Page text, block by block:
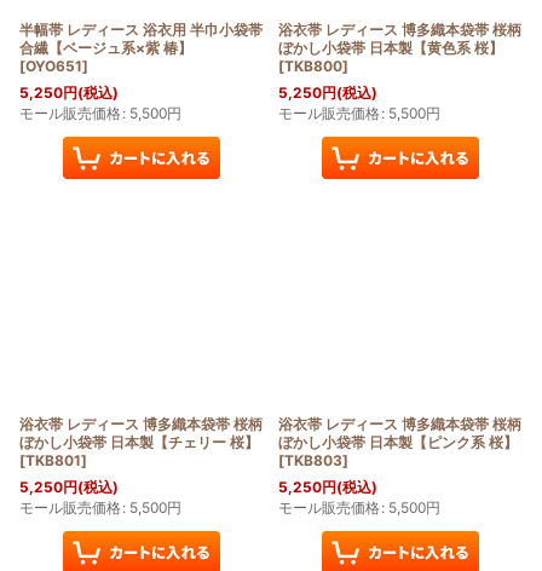
半幅帯 レディース 浴衣用 半巾小袋帯
合繊【ベージュ系×紫 椿】
[OYO651]
5,250円(税込)
モール販売価格: 5,500円
浴衣帯 レディース 博多織本袋帯 桜柄
ぼかし小袋帯 日本製【黄色系 桜】
[TKB800]
5,250円(税込)
モール販売価格: 5,500円
浴衣帯 レディース 博多織本袋帯 桜柄
ぼかし小袋帯 日本製【チェリー 桜】
[TKB801]
5,250円(税込)
モール販売価格: 5,500円
浴衣帯 レディース 博多織本袋帯 桜柄
ぼかし小袋帯 日本製【ピンク系 桜】
[TKB803]
5,250円(税込)
モール販売価格: 5,500円